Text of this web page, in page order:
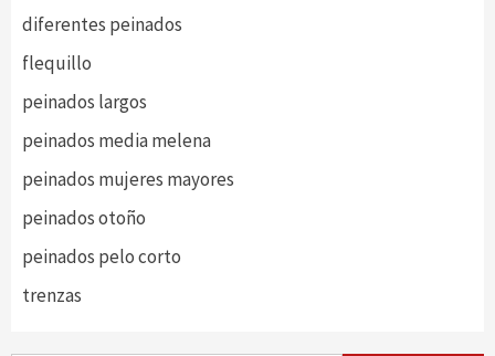
diferentes peinados
flequillo
peinados largos
peinados media melena
peinados mujeres mayores
peinados otoño
peinados pelo corto
trenzas